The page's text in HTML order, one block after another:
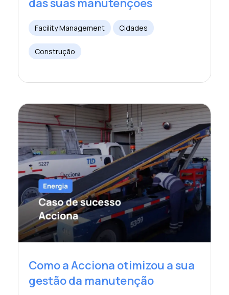
Facility Management Cidades
Construção
Como a Acciona otimizou a sua
gestão da manutenção